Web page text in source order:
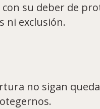
su deber de
ni exclusión.
no sigan